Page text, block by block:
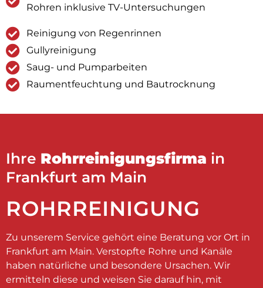
Rohren inklusive TV-Untersuchungen
Reinigung von Regenrinnen
Gullyreinigung
Saug- und Pumparbeiten
Raumentfeuchtung und Bautrocknung
Ihre Rohrreinigungsfirma in
Frankfurt am Main
ROHRREINIGUNG
Zu unserem Service gehört eine Beratung vor Ort in
Frankfurt am Main. Verstopfte Rohre und Kanäle
haben natürliche und besondere Ursachen. Wir
ermitteln diese und weisen Sie darauf hin, mit